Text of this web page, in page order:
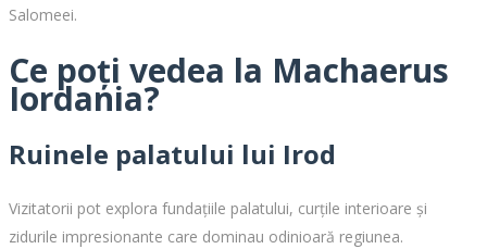
Salomeei.
Ce poți vedea la Machaerus
Iordania?
Ruinele palatului lui Irod
Vizitatorii pot explora fundațiile palatului, curțile interioare și
zidurile impresionante care dominau odinioară regiunea.